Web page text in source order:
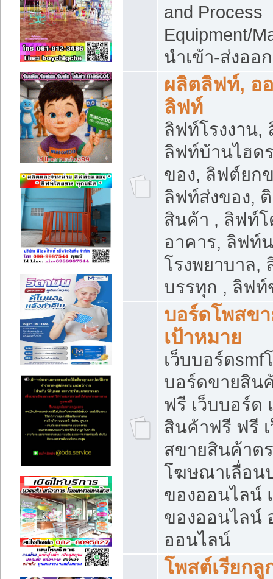
and Process
Equipment/
นำเข้า-ส่งอ
ผลิตลิฟท์, อ
ลิฟท์
ลิฟท์โรงงาน
ลิฟท์บ้านไฮด
ของ, ลิฟต์ยก
ลิฟท์ส่งของ,
สินค้า , ลิฟท์
อาคาร, ลิฟท์
โรงพยาบาล,
บรรทุก , ลิฟท์
บอร์ดโพสข
เป้าหมาย
เว็บบอร์ดsmf
บอร์ดขายสิน
ฟรี เว็บบอร์ด
สินค้าฟรี ฟรี
สขายสินค้าต
โฆษณาเลื่อน
ของออนไลน์
ของออนไลน์
ออนไลน์
โพสต์เรียก